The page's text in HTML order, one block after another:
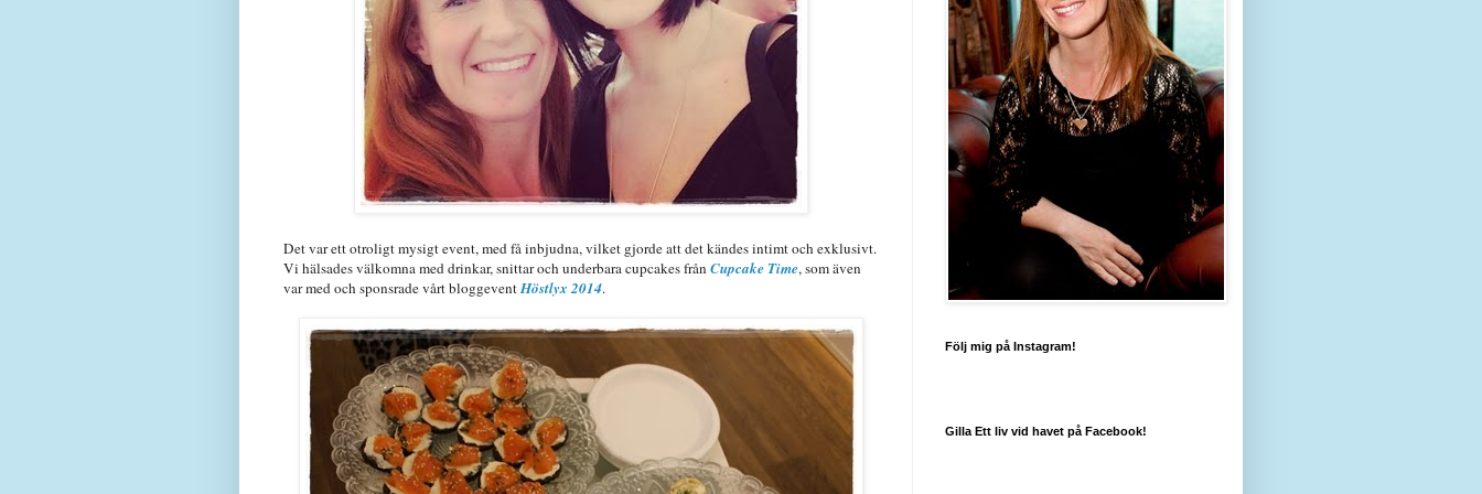
Det var ett otroligt mysigt event, med få inbjudna, vilket gjorde att det kändes intimt och exklusivt.
Vi hälsades välkomna med drinkar, snittar och underbara cupcakes från Cupcake Time, som även
var med och sponsrade vårt bloggeventHöstlyx 2014.
Följ mig på Instagram!
Gilla Ett liv vid havet på Facebook!